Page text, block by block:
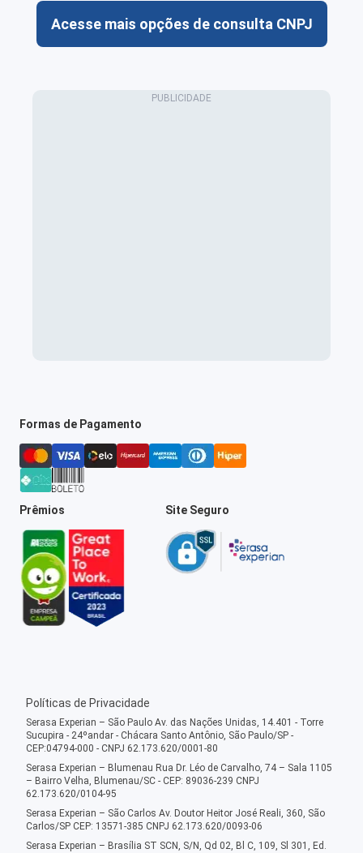
Acesse mais opções de consulta CNPJ
Formas de Pagamento
Prêmios Site Seguro
Políticas de Privacidade
Serasa Experian – São Paulo Av. das Nações Unidas, 14.401 - Torre
Sucupira - 24ºandar - Chácara Santo Antônio, São Paulo/SP -
CEP:04794-000 - CNPJ 62.173.620/0001-80
Serasa Experian – Blumenau Rua Dr. Léo de Carvalho, 74 – Sala 1105
– Bairro Velha, Blumenau/SC - CEP: 89036-239 CNPJ
62.173.620/0104-95
Serasa Experian – São Carlos Av. Doutor Heitor José Reali, 360, São
Carlos/SP CEP: 13571-385 CNPJ 62.173.620/0093-06
Serasa Experian – Brasília ST SCN, S/N, Qd 02, Bl C, 109, Sl 301, Ed.